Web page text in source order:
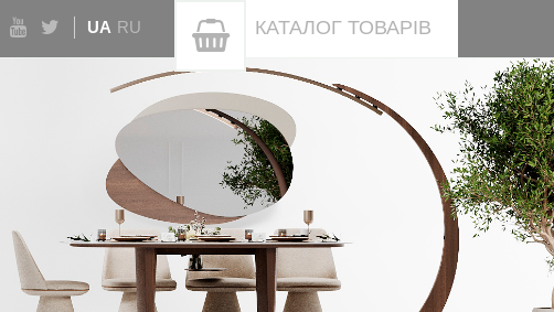
UA RU КАТАЛОГ ТОВАРІВ